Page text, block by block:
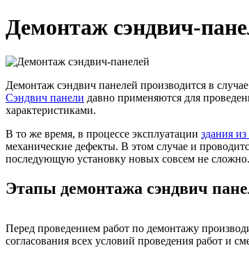
Демонтаж сэндвич-
Демонтаж сэндвич панелей производится в
Сэндвич панели давно применяются для
характеристиками.
В то же время, в процессе эксплуатации здания
механические дефекты. В этом случае и
последующую установку новых совсем не сложно.
Этапы демонтажа сэндвич
Перед проведением работ по демонтажу
согласования всех условий проведения работ и